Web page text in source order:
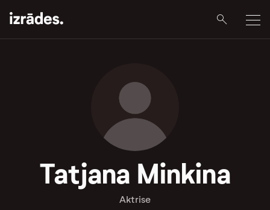
Tatjana Minkina
Aktrise